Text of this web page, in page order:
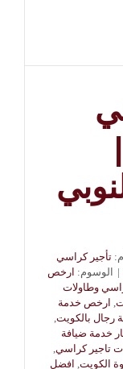
| النوبي
تأجير كراسي
| الوسوم: ارخص
وطاولات
, ارخص خدمة
رجال بالكويت,
خدمة ضيافة
تاجير كراسي,
الكويت, افضل